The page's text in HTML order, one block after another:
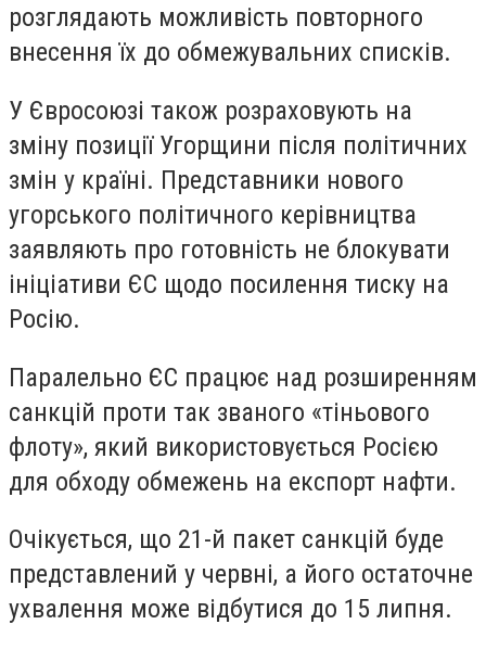
розглядають можливість повторного
внесення їх до обмежувальних списків.
У Євросоюзі також розраховують на
зміну позиції Угорщини після політичних
змін у країні. Представники нового
угорського політичного керівництва
заявляють про готовність не блокувати
ініціативи ЄС щодо посилення тиску на
Росію.
Паралельно ЄС працює над розширенням
санкцій проти так званого «тіньового
флоту», який використовується Росією
для обходу обмежень на експорт нафти.
Очікується, що 21-й пакет санкцій буде
представлений у червні, а його остаточне
ухвалення може відбутися до 15 липня.